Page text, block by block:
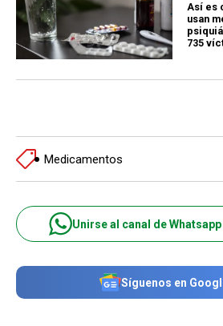
Así es
usan
735
Medicamentos
Unirse al canal de
Síguenos en